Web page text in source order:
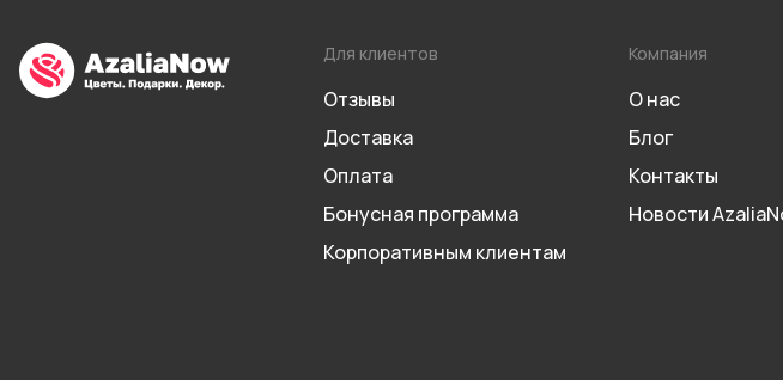
Для клиентов
Отзывы
Доставка
Оплата
Бонусная программа
Корпоративным клиентам
Компания
О нас
Блог
Контакты
Новости